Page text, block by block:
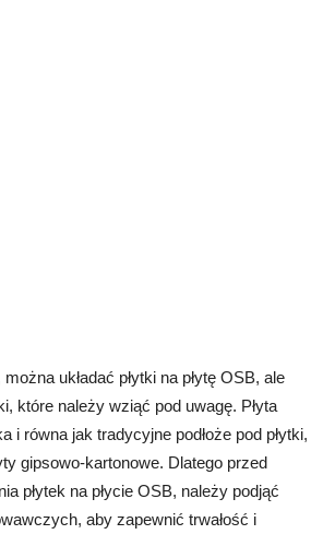
układać płytki na płytę OSB, ale
które należy wziąć pod uwagę. Płyta
i równa jak tradycyjne podłoże pod płytki,
gipsowo-kartonowe. Dlatego przed
płytek na płycie OSB, należy podjąć
aby zapewnić trwałość i